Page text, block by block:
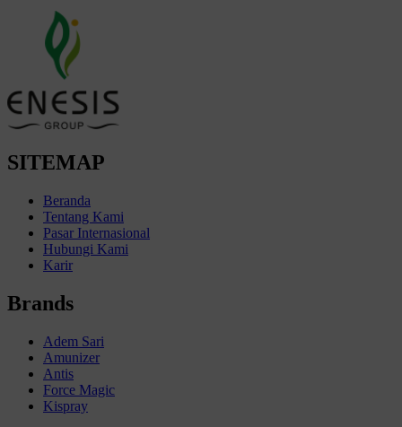
SITEMAP
Beranda
Tentang Kami
Pasar Internasional
Hubungi Kami
Karir
Brands
Adem Sari
Amunizer
Antis
Force Magic
Kispray